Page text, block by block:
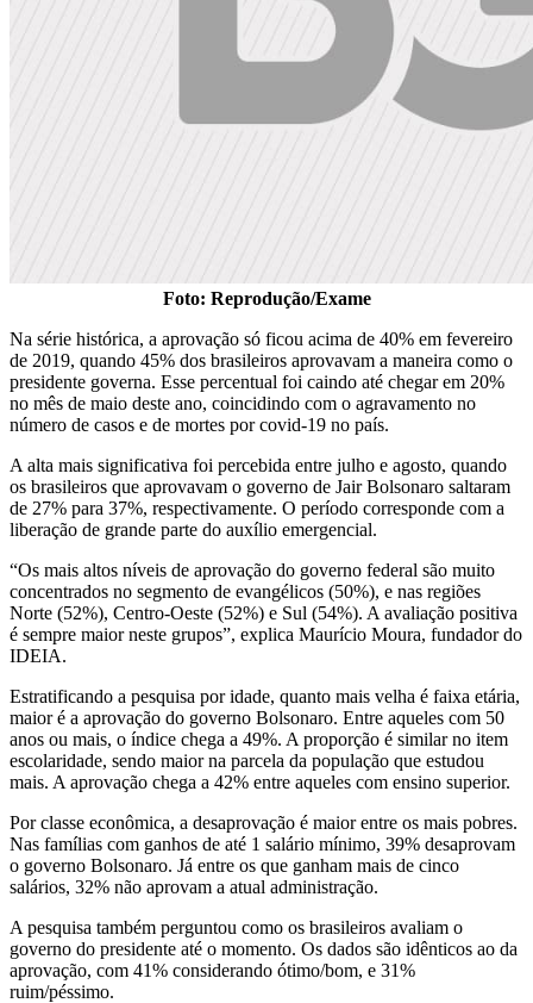
Foto: Reprodução/Exame
Na série histórica, a aprovação só ficou acima de 40% em fevereiro
de 2019, quando 45% dos brasileiros aprovavam a maneira como o
presidente governa. Esse percentual foi caindo até chegar em 20%
no mês de maio deste ano, coincidindo com o agravamento no
número de casos e de mortes por covid-19 no país.
A alta mais significativa foi percebida entre julho e agosto, quando
os brasileiros que aprovavam o governo de Jair Bolsonaro saltaram
de 27% para 37%, respectivamente. O período corresponde com a
liberação de grande parte do auxílio emergencial.
“Os mais altos níveis de aprovação do governo federal são muito
concentrados no segmento de evangélicos (50%), e nas regiões
Norte (52%), Centro-Oeste (52%) e Sul (54%). A avaliação positiva
é sempre maior neste grupos”, explica Maurício Moura, fundador do
IDEIA.
Estratificando a pesquisa por idade, quanto mais velha é faixa etária,
maior é a aprovação do governo Bolsonaro. Entre aqueles com 50
anos ou mais, o índice chega a 49%. A proporção é similar no item
escolaridade, sendo maior na parcela da população que estudou
mais. A aprovação chega a 42% entre aqueles com ensino superior.
Por classe econômica, a desaprovação é maior entre os mais pobres.
Nas famílias com ganhos de até 1 salário mínimo, 39% desaprovam
o governo Bolsonaro. Já entre os que ganham mais de cinco
salários, 32% não aprovam a atual administração.
A pesquisa também perguntou como os brasileiros avaliam o
governo do presidente até o momento. Os dados são idênticos ao da
aprovação, com 41% considerando ótimo/bom, e 31%
ruim/péssimo.